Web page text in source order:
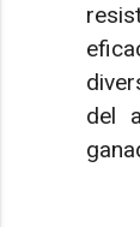
del